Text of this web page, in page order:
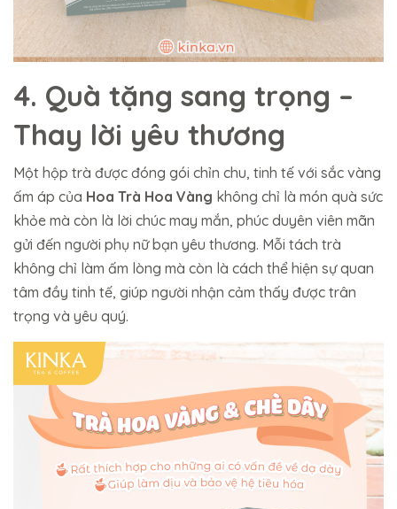
4. Quà tặng sang trọng –
Thay lời yêu thương
Một hộp trà được đóng gói chỉn chu, tinh tế với sắc vàng
ấm áp của Hoa Trà Hoa Vàng không chỉ là món quà sức
khỏe mà còn là lời chúc may mắn, phúc duyên viên mãn
gửi đến người phụ nữ bạn yêu thương. Mỗi tách trà
không chỉ làm ấm lòng mà còn là cách thể hiện sự quan
tâm đầy tinh tế, giúp người nhận cảm thấy được trân
trọng và yêu quý.